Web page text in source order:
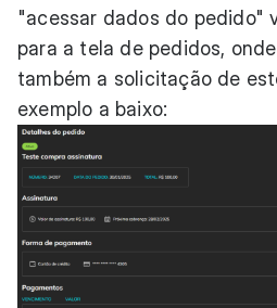
"acessar dados do pedido"
para a tela de pedidos,
também a solicitação de
exemplo a baixo: